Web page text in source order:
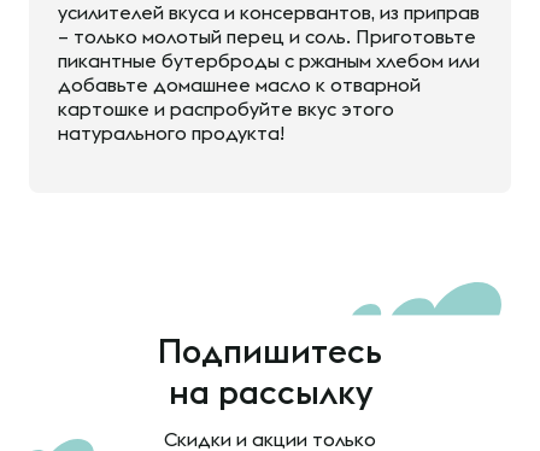
усилителей вкуса и консервантов, из приправ
– только молотый перец и соль. Приготовьте
пикантные бутерброды с ржаным хлебом или
добавьте домашнее масло к отварной
картошке и распробуйте вкус этого
натурального продукта!
Подпишитесь
на рассылку
Скидки и акции только